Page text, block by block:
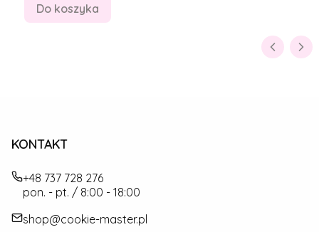
Do koszyka
KONTAKT
+48 737 728 276
pon. - pt. / 8:00 - 18:00
shop@cookie-master.pl